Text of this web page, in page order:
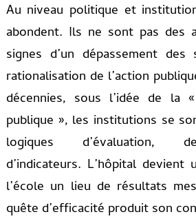
Au niveau politique et
abondent. Ils ne sont pas des
signes d’un dépassement
rationalisation de l’action
décennies, sous l’idée de la
publique », les institutions se
logiques d’évaluation,
d’indicateurs. L’hôpital
l’école un lieu de résultats
quête d’efficacité produit son